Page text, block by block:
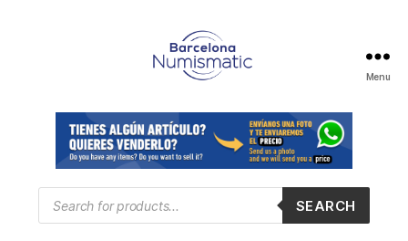
en
Barcelona
para
comprar
y
Menu
Products
search
SEARCH